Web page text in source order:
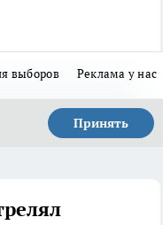
выборов Реклама у нас
Принять